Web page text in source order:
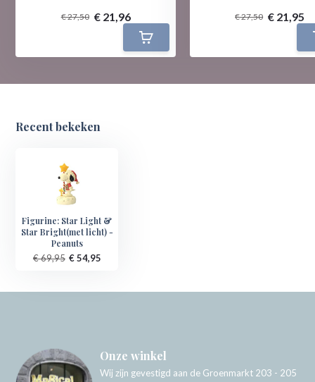
€ 27,50 € 21,96 € 27,50 € 21,95
Recent bekeken
Figurine: Star Light &
Star Bright(met licht) -
Peanuts
€ 69,95 € 54,95
Onze winkel
Wij zijn gevestigd aan de Groenmarkt 203 - 205